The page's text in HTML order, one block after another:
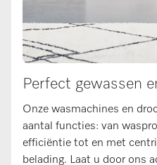
Perfect gewassen
Onze wasmachines en
aantal functies: van
efficiëntie tot en met
belading. Laat u door ons